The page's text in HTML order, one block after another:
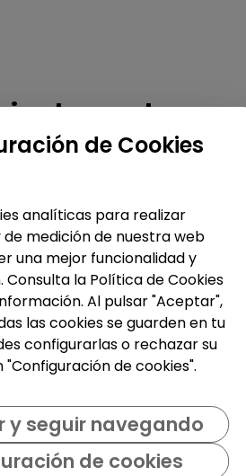
nada
boletín semanal
Enviar
de Cookies
analíticas para realizar
de medición de nuestra web
una mejor funcionalidad y
Consulta la Política de Cookies
Al pulsar "Aceptar",
las cookies se guarden en tu
configurarlas o rechazar su
"Configuración de cookies".
y seguir navegando
de cookies